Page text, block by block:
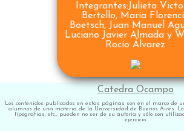
Integrantes:Julieta
Bertello, María
Boetsch, Juan Manuel
Luciano Javier Almada y
Rocío Álvarez
Catedra Ocampo
Los contenidos publicados en estas páginas son en el marco de
alumnos de una materia de la Universidad de Buenos Aires.
tipografías, etc., pueden no ser de su autoría y sólo son
ejercicio.